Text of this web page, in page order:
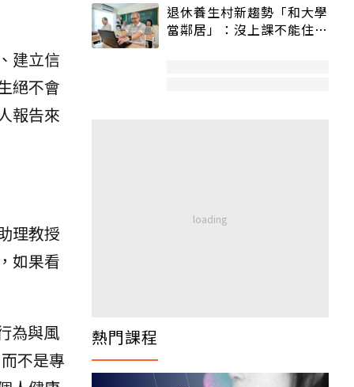
建立信
絕不會
報告來
理教授
如果看
為與風
不是專
退休養生村新趨勢「和大學
當鄰居」：沒上課不能住、
熱門課程